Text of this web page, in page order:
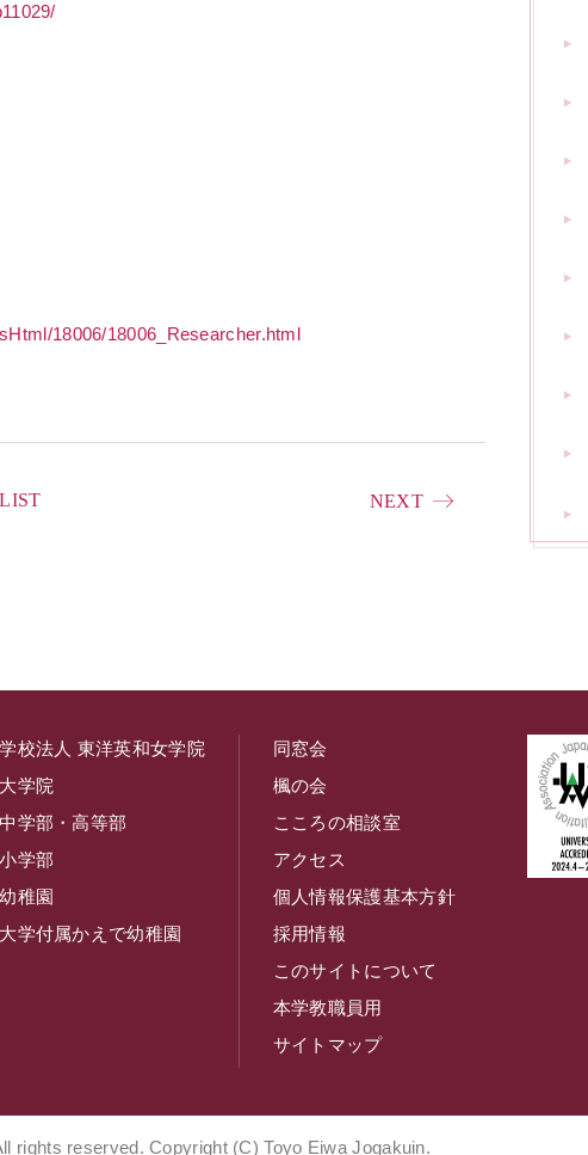
18006/18006_Researcher.html
LIST NEXT
学校法人 東洋英和女学院
大学院
中学部・高等部
小学部
幼稚園
大学付属かえで幼稚園
同窓会
楓の会
こころの相談室
アクセス
個人情報保護基本方針
採用情報
このサイトについて
本学教職員用
サイトマップ
rights reserved. Copyright (C) Toyo Eiwa Jogakuin.